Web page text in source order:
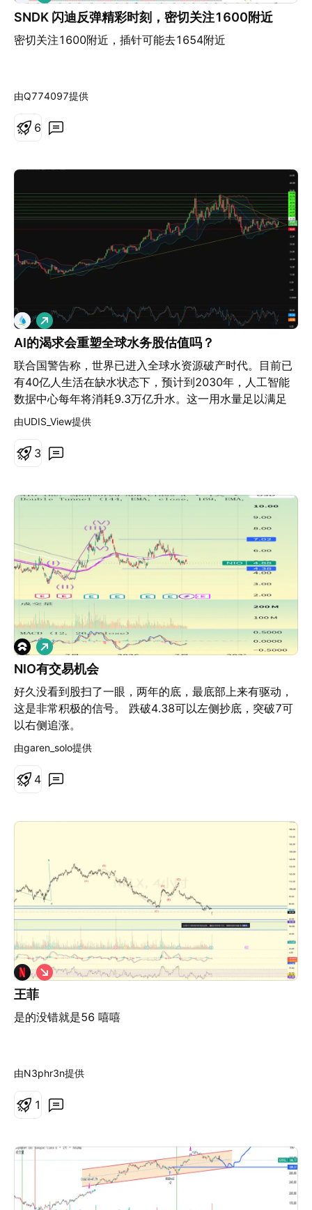
是否应该继续持有。 免责声明：本文仅供信息分享与学习
交流之用，不构成任何投资建议，也未考虑任何投资者的
个人财务状况、投资目标或需求。文中提及的任何历史表
工具，由于杠杆作用，具有迅速产生亏损的高风险。
点差交易时发生亏损。 您应认真考虑自己是否充分了解差
损失的高风险。
利润率仍面临挤压。 资产组合重组还在多条战线上继续推
进：移动集团（Mobility Group）正被分拆，并在一笔预
计于2027年第一季度完成的51亿美元Reverse Morris
FranklinWH的合作则将伊顿的“住宅即电网”（Home as a
了这一点。ETN股价今年迄今上涨了17%，在401美元附
纷纷将目标价上调至最高500美元，看涨期权交易量在单
一交易日内猛增648%。留给投资者的悬念在于：在一个
已经计入近乎完美交付196亿美元未完工订单的高估值
下，公司的执行力能否跟上节奏？
SNDK 闪迪反弹精彩时刻，密切关注1600附近
密切关注1600附近，插针可能去1654附近
多
由Q774097提供
6
AI的渴求会重塑全球水务股估值吗？
联合国警告称，世界已进入全球水资源破产时代。目前已
有40亿人生活在缺水状态下，预计到2030年，人工智能
数据中心每年将消耗9.3万亿升水。这一用水量足以满足
13亿人的基本家庭生活需求。在此背景下，Essential
20.1倍，明显高于全球水务公司14.9倍的平均水平。该公
价。市场究竟是低估了AI时代最稀缺的资产，还是买贵
了？ 技术层面的演变同样迅速。传统风冷已无法应对每块
芯片超过1千瓦的热通量，这迫使运营方转向液冷和浸没
式液冷技术，预计到2035年该市场规模将达到271亿美
元。Asetek开创性的“块上泵”（Pump-on-Block）专利到
期，引发了全球范围内免专利费的紧凑型冷板制造热潮，
洗牌了Munters、IBM和CoolIT之间的竞争格局。 与此同
时，水务网络已成为活跃的网络战场。CISA（美国网络安
全和基础设施安全局）和FBI在2026年4月发出警告，称
与伊朗有关的组织正在利用面向互联网的水务控制器；中
国“伏特台风”（Volt Typhoon）在美军关键基础设施中保
持潜伏；而2026年5月则出现了首起有记录的利用AI协助
攻击水务设施的事件，目标是墨西哥蒙特雷的水务网络。
地缘政治风险更是高企。埃塞俄比亚已竣工的大复兴坝可
能使流入埃及的尼罗河水量减少高达25%，两国正在进行
军事准备，同时红海周边正形成相抗衡的盟友阵营。包含
水资源与地缘政治的碰撞对水务估值意味着什么。
做
多
由UDIS_View提供
3
NIO有交易机会
好久没看到股扫了一眼，两年的底，最底部上来有驱动，
这是非常积极的信号。 跌破4.38可以左侧抄底，突破7可
以右侧追涨。
做
多
由garen_solo提供
4
王菲
是的没错就是56 嘻嘻
做
空
由N3phr3n提供
1